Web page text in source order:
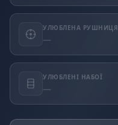
УЛЮБЛЕНА РУШНИЦЯ
—
УЛЮБЛЕНІ НАБОЇ
—